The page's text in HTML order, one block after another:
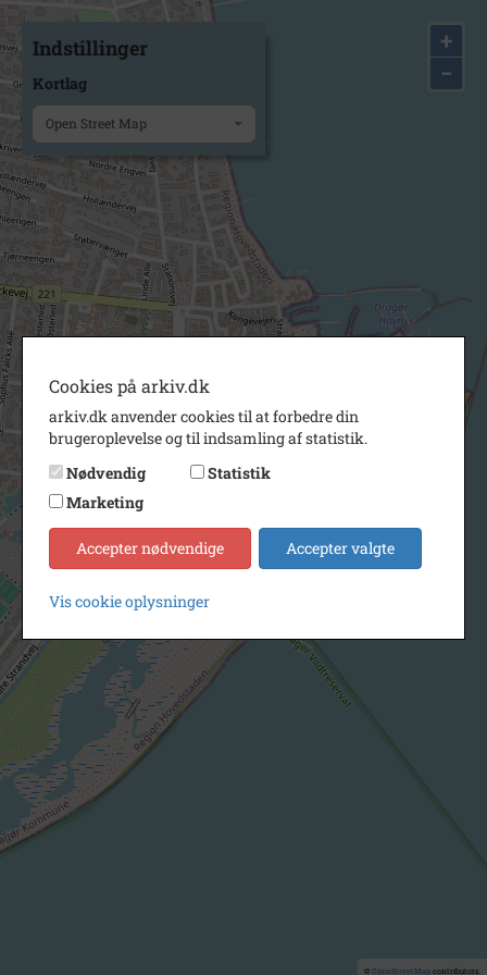
+
−
© OpenStreetMapcontributors.
Indstillinger
Kortlag
Open Street Map
Cookies på arkiv.dk
arkiv.dk anvender cookies til at forbedre din
brugeroplevelse og til indsamling af statistik.
Nødvendig
Statistik
Marketing
Accepter nødvendige Accepter valgte
Vis cookie oplysninger